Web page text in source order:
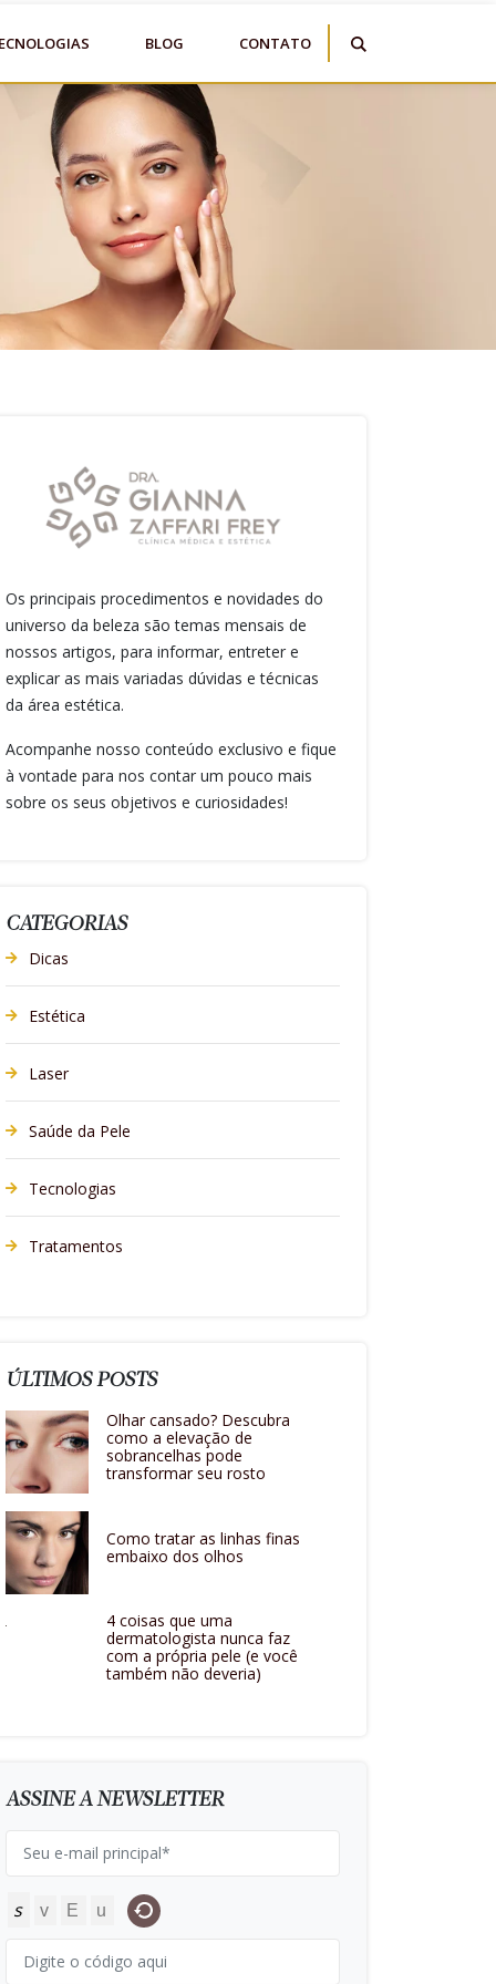
BLOG CONTATO
Os principais procedimentos e novidades do
universo da beleza são temas mensais de
nossos artigos, para informar, entreter e
explicar as mais variadas dúvidas e técnicas
da área estética.
Acompanhe nosso conteúdo exclusivo e fique
à vontade para nos contar um pouco mais
sobre os seus objetivos e curiosidades!
CATEGORIAS
Dicas
Estética
Laser
Saúde da Pele
Tecnologias
Tratamentos
ÚLTIMOS POSTS
Olhar cansado? Descubra
como a elevação de
sobrancelhas pode
transformar seu rosto
Como tratar as linhas finas
embaixo dos olhos
4 coisas que uma
dermatologista nunca faz
com a própria pele (e você
também não deveria)
ASSINE A NEWSLETTER
s v E u